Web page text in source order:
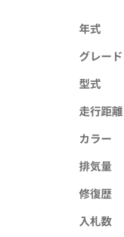
年式
グレード
型式
走行距離
カラー
排気量
修復歴
入札数